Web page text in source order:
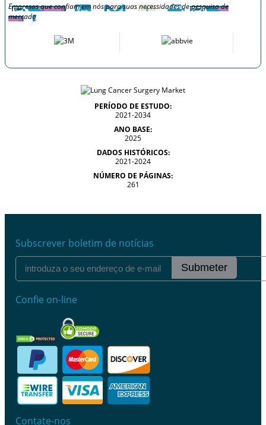
Empresas que confiam em nós para suas necessidades de pesquisa de
mercado
PERÍODO DE ESTUDO:
2021-2034
ANO BASE:
2025
DADOS HISTÓRICOS:
2021-2024
NÚMERO DE PÁGINAS:
261
Subscrever boletim de notícias
Submeter
Confie on-line
Contate-nos